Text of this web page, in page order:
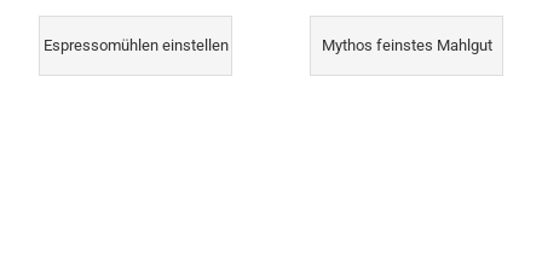
Espressomühlen einstellen Mythos feinstes Mahlgut